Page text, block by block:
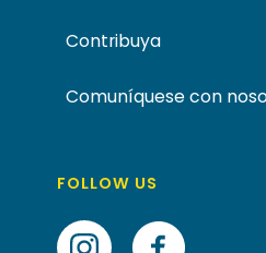
Contribuya
Comuníquese con
FOLLOW US